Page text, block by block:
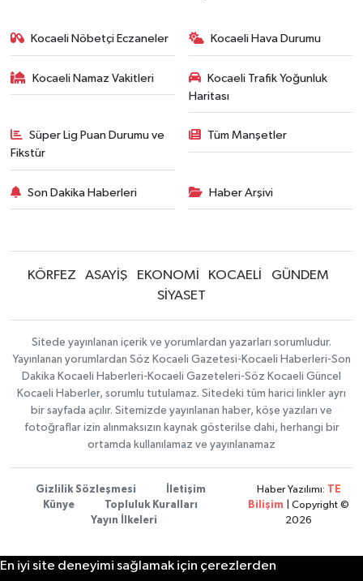
Kocaeli Nöbetçi Eczaneler Kocaeli Hava Durumu
Kocaeli Namaz Vakitleri
Kocaeli Trafik Yoğunluk
Haritası
Süper Lig Puan Durumu ve
Fikstür
Tüm Manşetler
Son Dakika Haberleri Haber Arşivi
KÖRFEZ ASAYİŞ EKONOMİ KOCAELİ
GÜNDEM
SİYASET
Sitede yayınlanan içerik ve yorumlardan yazarları sorumludur.
Yayınlanan yorumlardan Söz Kocaeli Gazetesi-Kocaeli Haberleri-Son
Dakika Kocaeli Haberleri-Kocaeli Gazeteleri-Söz Kocaeli Güncel
Kocaeli Haberler, sorumlu tutulamaz. Sitedeki tüm harici linkler ayrı
bir sayfada açılır. Sitemizde yayınlanan haber, köşe yazıları ve
fotoğraflar izin alınmaksızın kaynak gösterilse dahi, herhangi bir
ortamda kullanılamaz ve yayınlanamaz
Gizlilik Sözleşmesi
İletişim
Künye
Topluluk Kuralları
Yayın İlkeleri
Haber Yazılımı: TE
Bilişim | Copyright ©
2026
En iyi site deneyimi sağlamak için çerezlerden